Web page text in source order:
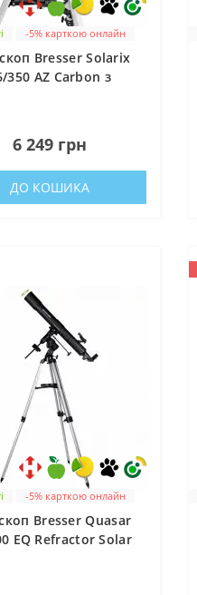
-5% карткою онлайн
Bresser Solarix
350 AZ Carbon з
6 249 грн
ДО КОШИКА
-5% карткою онлайн
Bresser Quasar
EQ Refractor Solar